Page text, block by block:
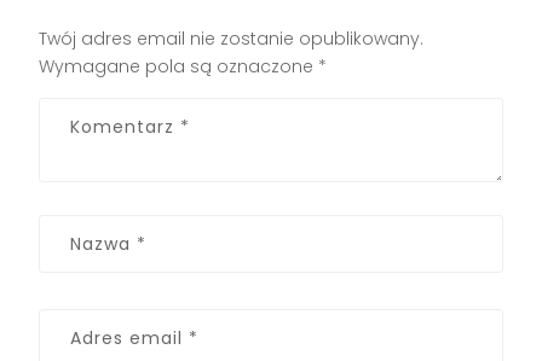
Twój adres email nie zostanie opublikowany.
Wymagane pola są oznaczone *